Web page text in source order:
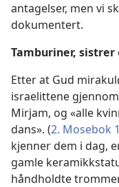
antagelser, men vi
dokumentert.
Tamburiner, sistrer
Etter at Gud
israelittene gjennom
Mirjam, og «alle
dans». (2. Mosebok
kjenner dem i dag,
gamle
håndholdte